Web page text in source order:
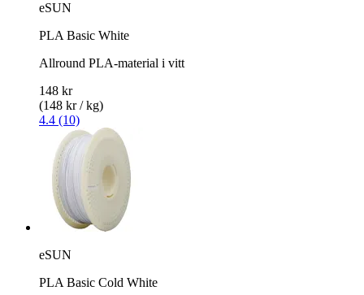
eSUN
PLA Basic White
Allround PLA-material i vitt
148 kr
(148 kr / kg)
4.4 (10)
eSUN
PLA Basic Cold White